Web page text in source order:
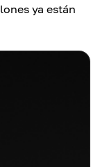
ya están